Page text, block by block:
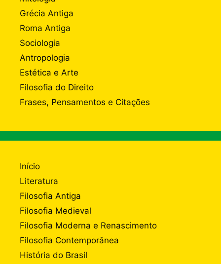
Grécia Antiga
Roma Antiga
Sociologia
Antropologia
Estética e Arte
Filosofia do Direito
Frases, Pensamentos e Citações
Início
Literatura
Filosofia Antiga
Filosofia Medieval
Filosofia Moderna e Renascimento
Filosofia Contemporânea
História do Brasil